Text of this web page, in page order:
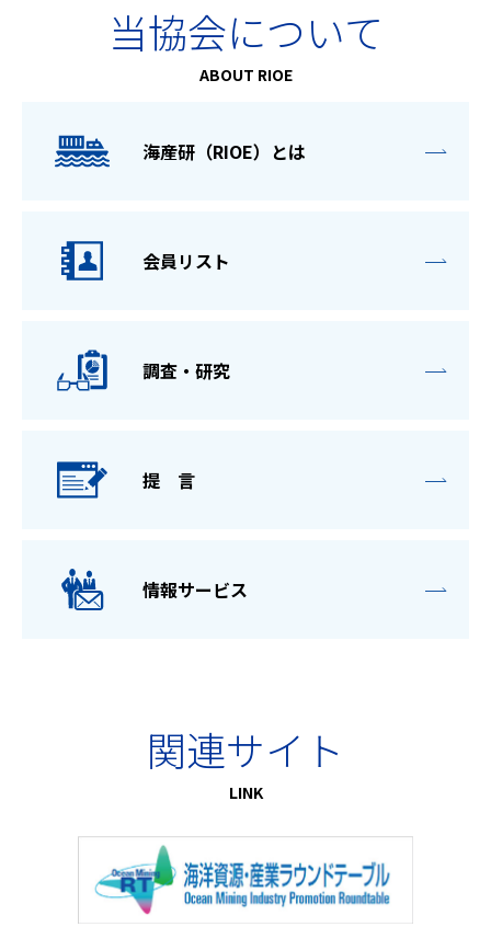
当協会について
ABOUT RIOE
海産研（RIOE）とは
会員リスト
調査・研究
提 言
情報サービス
関連サイト
LINK